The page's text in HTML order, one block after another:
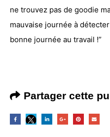
ne trouvez pas de goodie
mauvaise journée à
bonne journée au travail !”
Partager cette